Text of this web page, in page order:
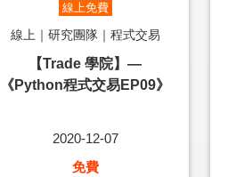
線上免費
線上｜研究團隊｜程式交易
【Trade 學院】—
《Python程式交易EP09》
2020-12-07
免費